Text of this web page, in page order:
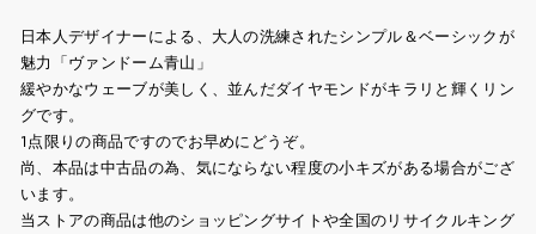
日本人デザイナーによる、大人の洗練されたシンプル＆ベーシックが
魅力「ヴァンドーム青山」
緩やかなウェーブが美しく、並んだダイヤモンドがキラリと輝くリン
グです。
1点限りの商品ですのでお早めにどうぞ。
尚、本品は中古品の為、気にならない程度の小キズがある場合がござ
います。
当ストアの商品は他のショッピングサイトや全国のリサイクルキング